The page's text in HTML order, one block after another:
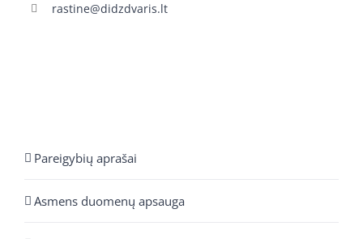
rastine@didzdvaris.lt
Pareigybių aprašai
Asmens duomenų apsauga